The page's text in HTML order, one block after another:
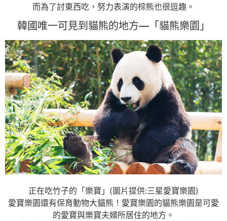
而為了討東西吃，努力表演的棕熊也很逗趣。
韓國唯一可見到貓熊的地方—「貓熊樂園」
正在吃竹子的「樂寶」(圖片提供:三星愛寶樂園)
愛寶樂園還有保育動物大貓熊！愛寶樂園的貓熊樂園是可愛
的愛寶與樂寶夫婦所居住的地方。